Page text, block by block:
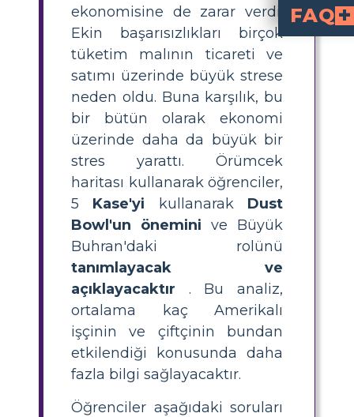
ekonomisine de zarar verdi.
Ekin başarısızlıkları birçok
tüketim malının ticareti ve
satımı üzerinde büyük strese
neden oldu. Buna karşılık, bu
bir bütün olarak ekonomi
üzerinde daha da büyük bir
stres yarattı. Örümcek
haritası kullanarak öğrenciler,
5 Kase'yi kullanarak Dust
Bowl'un önemini ve Büyük
Buhran'daki rolünü
tanımlayacak ve
açıklayacaktır . Bu analiz,
ortalama kaç Amerikalı
işçinin ve çiftçinin bundan
etkilendiği konusunda daha
fazla bilgi sağlayacaktır.
Öğrenciler aşağıdaki soruları
FAQ